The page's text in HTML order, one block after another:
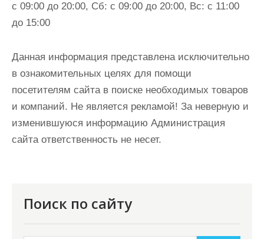
с 09:00 до 20:00, Сб: с 09:00 до 20:00, Вс: с 11:00
до 15:00
Данная информация представлена исключительно
в ознакомительных целях для помощи
посетителям сайта в поиске необходимых товаров
и компаний. Не является рекламой! За неверную и
изменившуюся информацию Администрация
сайта ответственность не несет.
Поиск по сайту